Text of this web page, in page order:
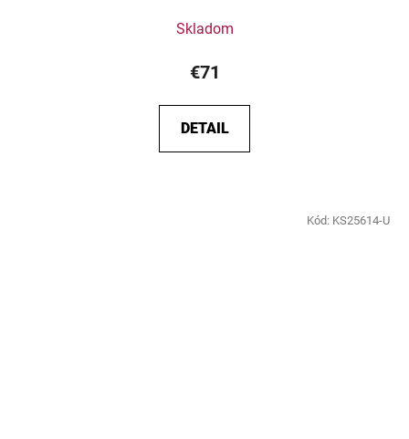
Skladom
€71
DETAIL
Kód: KS25614-U